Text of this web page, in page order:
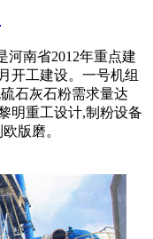
河南省2012年重点建
开工建设。一号机组
石灰石粉需求量达
明重工设计,制粉设备
版磨。